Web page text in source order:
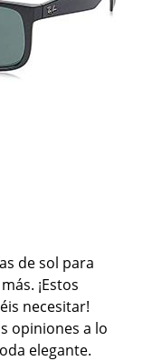
de sol para
¡Estos
necesitar!
opiniones a lo
elegante.